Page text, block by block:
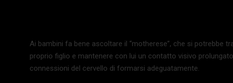
Ai bambini fa bene ascoltare il “motherese”, che si potrebbe
proprio figlio e mantenere con lui un contatto visivo
connessioni del cervello di formarsi adeguatamente.